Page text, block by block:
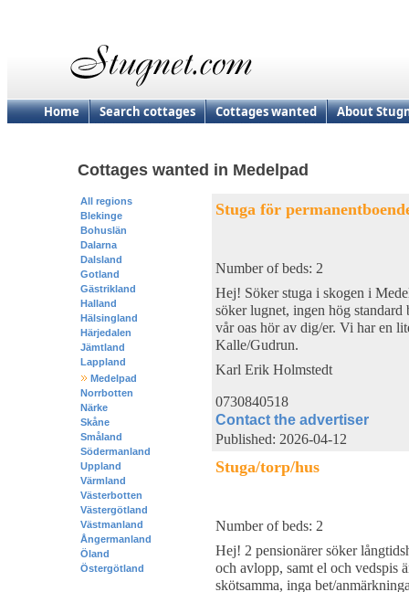
Home Search cottages Cottages wanted About
Cottages wanted in Medelpad
All regions
Blekinge
Bohuslän
Dalarna
Dalsland
Gotland
Gästrikland
Halland
Hälsingland
Härjedalen
Jämtland
Lappland
Medelpad
Norrbotten
Närke
Skåne
Småland
Södermanland
Uppland
Värmland
Västerbotten
Västergötland
Västmanland
Ångermanland
Öland
Östergötland
Stuga för
Number of beds: 2
Hej! Söker stuga i skogen i
söker lugnet, ingen hög
vår oas hör av dig/er. Vi har en
Kalle/Gudrun.
Karl Erik Holmstedt
0730840518
Contact the advertiser
Published: 2026-04-12
Stuga/torp/hus
Number of beds: 2
Hej! 2 pensionärer söker
och avlopp, samt el och vedspis
skötsamma, inga bet/